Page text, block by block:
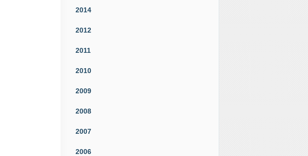
2014
2012
2011
2010
2009
2008
2007
2006